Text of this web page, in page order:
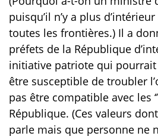
puisqu’il n’y a plus
toutes les frontières.) Il a
préfets de la République
initiative patriote qui
être susceptible de troubler
pas être compatible avec les
République. (Ces valeurs
parle mais que personne ne